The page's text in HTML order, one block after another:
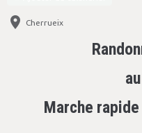
Cherrueix
Marche